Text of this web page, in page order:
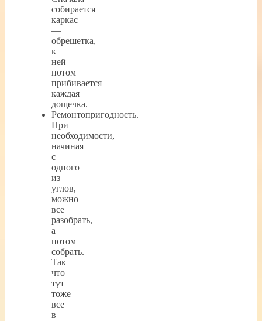
собирается
каркас
—
обрешетка,
к
ней
потом
прибивается
каждая
дощечка.
Ремонтопригодность.
При
необходимости,
начиная
с
одного
из
углов,
можно
все
разобрать,
а
потом
собрать.
Так
что
тут
тоже
все
в